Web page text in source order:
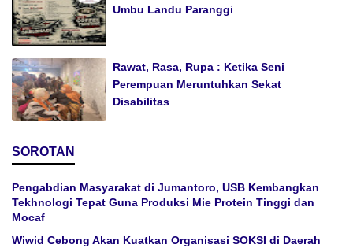
Umbu Landu Paranggi
Rawat, Rasa, Rupa : Ketika Seni
Perempuan Meruntuhkan Sekat
Disabilitas
SOROTAN
Pengabdian Masyarakat di Jumantoro, USB Kembangkan
Tekhnologi Tepat Guna Produksi Mie Protein Tinggi dan
Mocaf
Wiwid Cebong Akan Kuatkan Organisasi SOKSI di Daerah